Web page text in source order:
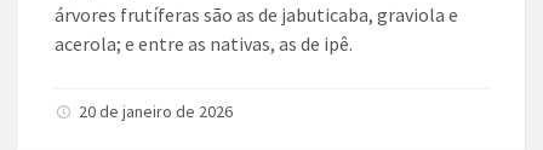
árvores frutíferas são as de jabuticaba, graviola e
acerola; e entre as nativas, as de ipê.
20 de janeiro de 2026